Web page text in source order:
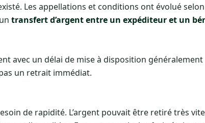
Les appellations et conditions ont évolué
transfert d’argent entre un expéditeur et un
avec un délai de mise à disposition généralement
un retrait immédiat.
de rapidité. L’argent pouvait être retiré très